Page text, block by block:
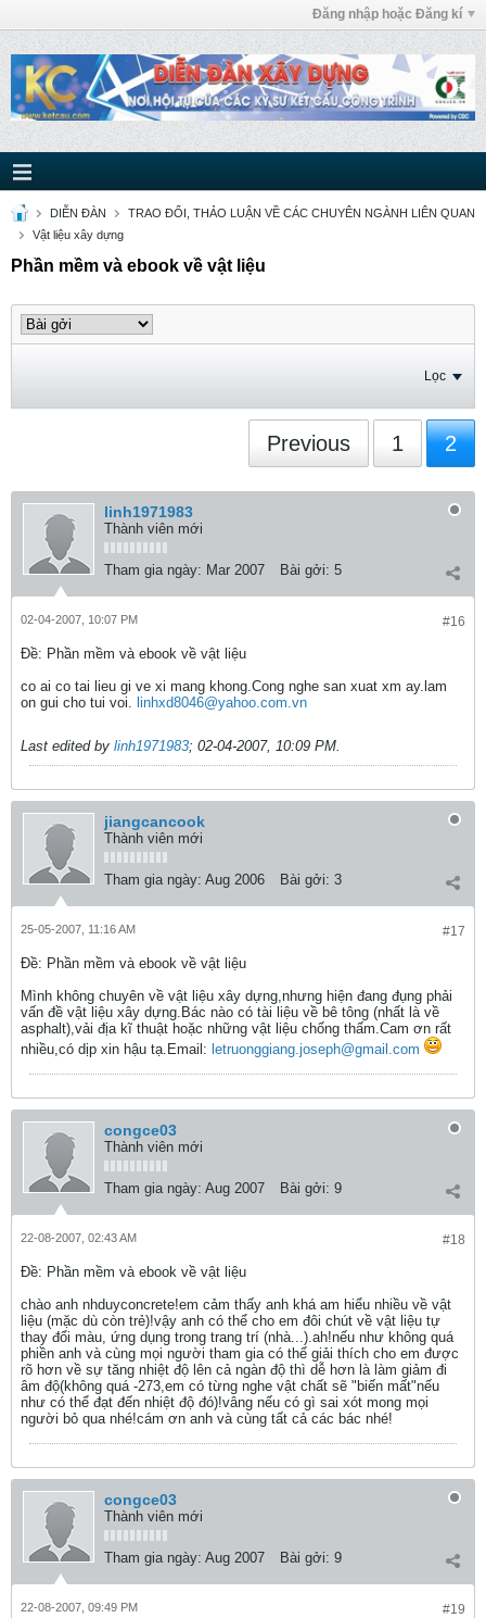
Đăng nhập hoặc Đăng kí
DIỄN ĐÀN
TRAO ĐỔI, THẢO LUẬN VỀ CÁC CHUYÊN NGÀNH LIÊN QUAN
Vật liệu xây dựng
Phần mềm và ebook về vật liệu
Lọc
Previous 1 2
linh1971983
Thành viên mới
Tham gia ngày: Mar 2007 Bài gởi: 5
#16
02-04-2007, 10:07 PM
Ðề: Phần mềm và ebook về vật liệu
co ai co tai lieu gi ve xi mang khong.Cong nghe san xuat xm ay.lam
on gui cho tui voi. linhxd8046@yahoo.com.vn
Last edited by linh1971983; 02-04-2007, 10:09 PM.
jiangcancook
Thành viên mới
Tham gia ngày: Aug 2006 Bài gởi: 3
#17
25-05-2007, 11:16 AM
Ðề: Phần mềm và ebook về vật liệu
Mình không chuyên về vật liệu xây dựng,nhưng hiện đang đụng phải
vấn đề vật liệu xây dựng.Bác nào có tài liệu về bê tông (nhất là về
asphalt),vải địa kĩ thuật hoặc những vật liệu chống thấm.Cam ơn rất
nhiều,có dịp xin hậu tạ.Email: letruonggiang.joseph@gmail.com
congce03
Thành viên mới
Tham gia ngày: Aug 2007 Bài gởi: 9
#18
22-08-2007, 02:43 AM
Ðề: Phần mềm và ebook về vật liệu
chào anh nhduyconcrete!em cảm thấy anh khá am hiểu nhiều về vật
liệu (mặc dù còn trẻ)!vậy anh có thể cho em đôi chút về vật liệu tự
thay đổi màu, ứng dụng trong trang trí (nhà...).ah!nếu như không quá
phiền anh và cùng mọi người tham gia có thể giải thích cho em được
rõ hơn về sự tăng nhiệt độ lên cả ngàn độ thì dễ hơn là làm giảm đi
âm độ(không quá -273,em có từng nghe vật chất sẽ "biến mất"nếu
như có thể đạt đến nhiệt độ đó)!vâng nếu có gì sai xót mong mọi
người bỏ qua nhé!cám ơn anh và cùng tất cả các bác nhé!
congce03
Thành viên mới
Tham gia ngày: Aug 2007 Bài gởi: 9
#19
22-08-2007, 09:49 PM